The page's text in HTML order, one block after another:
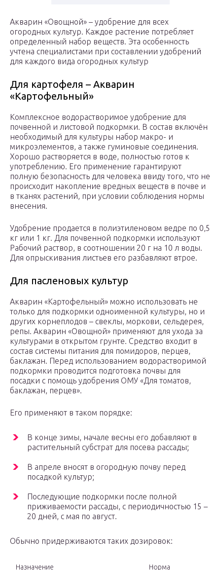
Акварин «Овощной» – удобрение для всех
огородных культур. Каждое растение потребляет
определенный набор веществ. Эта особенность
учтена специалистами при составлении удобрений
для каждого вида огородных культур
Для картофеля – Акварин
«Картофельный»
Комплексное водорастворимое удобрение для
почвенной и листовой подкормки. В состав включён
необходимый для культуры набор макро- и
микроэлементов, а также гуминовые соединения.
Хорошо растворяется в воде, полностью готов к
употреблению. Его применение гарантируют
полную безопасность для человека ввиду того, что не
происходит накопление вредных веществ в почве и
в тканях растений, при условии соблюдения нормы
внесения.
Удобрение продается в полиэтиленовом ведре по 0,5
кг или 1 кг. Для почвенной подкормки используют
Рабочий раствор, в соотношении 20 г на 10 л воды.
Для опрыскивания листьев его разбавляют втрое.
Для пасленовых культур
Акварин «Картофельный» можно использовать не
только для подкормки одноименной культуры, но и
других корнеплодов – свеклы, моркови, сельдерея,
репы. Акварин «Овощной» применяют для ухода за
культурами в открытом грунте. Средство входит в
состав системы питания для помидоров, перцев,
баклажан. Перед использованием водорастворимой
подкормки проводится подготовка почвы для
посадки с помощь удобрения ОМУ «Для томатов,
баклажан, перцев».
Его применяют в таком порядке:
В конце зимы, начале весны его добавляют в
растительный субстрат для посева рассады;
В апреле вносят в огородную почву перед
посадкой культур;
Последующие подкормки после полной
приживаемости рассады, с периодичностью 15 –
20 дней, с мая по август.
Обычно придерживаются таких дозировок:
Назначение Норма